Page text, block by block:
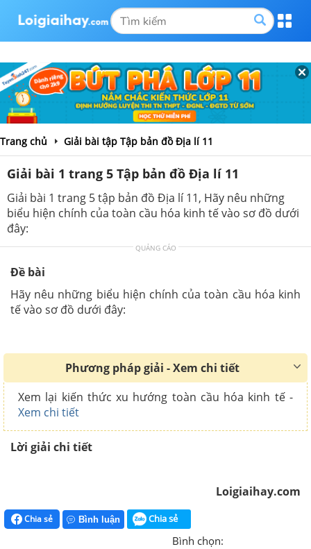
Trang chủ Giải bài tập Tập bản đồ Địa lí 11
Giải bài 1 trang 5 Tập bản đồ Địa lí 11
Giải bài 1 trang 5 tập bản đồ Địa lí 11, Hãy nêu những
biểu hiện chính của toàn cầu hóa kinh tế vào sơ đồ dưới
đây:
QUẢNG CÁO
Đề bài
Hãy nêu những biểu hiện chính của toàn cầu hóa kinh
tế vào sơ đồ dưới đây:
Phương pháp giải - Xem chi tiết
Xem lại kiến thức xu hướng toàn cầu hóa kinh tế -
Xem chi tiết
Lời giải chi tiết
Loigiaihay.com
Chia sẻ Bình luận Chia sẻ
Bình chọn: